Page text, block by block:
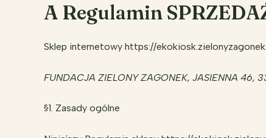
A Regulamin
Sklep internetowy https://
FUNDACJA ZIELONY ZAGONEK, JASIENNA 46,
§1. Zasady ogólne